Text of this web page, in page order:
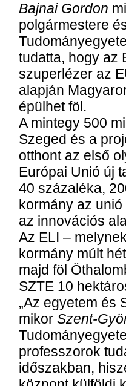
Bajnai Gordon
polgármestere
tudatta, hogy az
szuperlézer az
alapján
épülhet föl.
A mintegy 500
Szeged és a
otthont az első
Európai Unió új
40 százaléka,
kormány az
az innovációs
Az ELI –
kormány múlt
majd föl
SZTE 10
„Az egyetem és
mikor Szent-
professzorok
időszakban,